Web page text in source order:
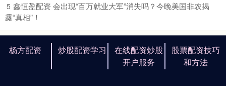
5 ​鑫恒盈配资 会出现“百万就业大军”消失吗？今晚美国非农揭
露“真相”！
杨方配资 炒股配资学习
在线配资炒股
开户服务
股票配资技巧
和方法